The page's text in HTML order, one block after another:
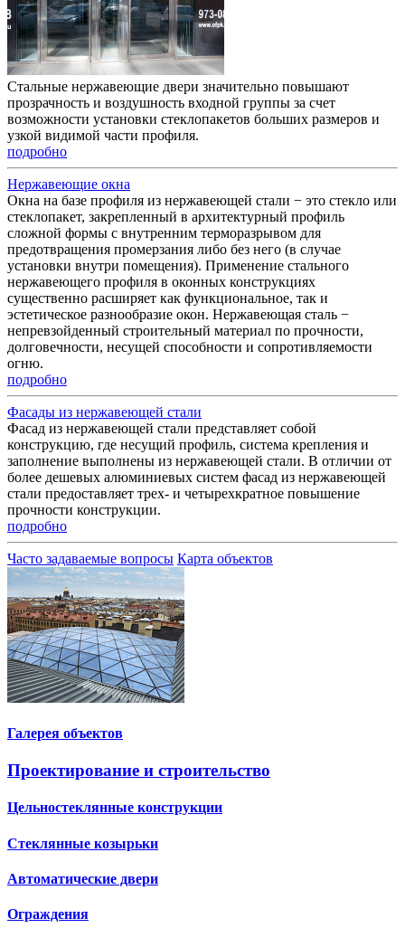
Стальные нержавеющие двери значительно повышают
прозрачность и воздушность входной группы за счет
возможности установки стеклопакетов больших размеров и
узкой видимой части профиля.
подробно
Нержавеющие окна
Окна на базе профиля из нержавеющей стали − это стекло или
стеклопакет, закрепленный в архитектурный профиль
сложной формы с внутренним терморазрывом для
предотвращения промерзания либо без него (в случае
установки внутри помещения). Применение стального
нержавеющего профиля в оконных конструкциях
существенно расширяет как функциональное, так и
эстетическое разнообразие окон. Нержавеющая сталь −
непревзойденный строительный материал по прочности,
долговечности, несущей способности и сопротивляемости
огню.
подробно
Фасады из нержавеющей стали
Фасад из нержавеющей стали представляет собой
конструкцию, где несущий профиль, система крепления и
заполнение выполнены из нержавеющей стали. В отличии от
более дешевых алюминиевых систем фасад из нержавеющей
стали предоставляет трех- и четырехкратное повышение
прочности конструкции.
подробно
Часто задаваемые вопросы Карта объектов
Галерея объектов
Проектирование и строительство
Цельностеклянные конструкции
Стеклянные козырьки
Автоматические двери
Ограждения